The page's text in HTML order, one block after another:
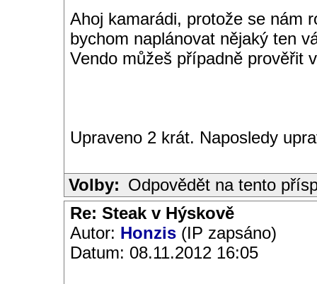
Ahoj kamarádi, protože se nám
bychom naplánovat nějaký ten
Vendo můžeš případně prověřit
Upraveno 2 krát. Naposledy
Volby: Odpovědět na tento
Re: Steak v Hýskově
Autor: Honzis (IP zapsáno)
Datum: 08.11.2012 16:05